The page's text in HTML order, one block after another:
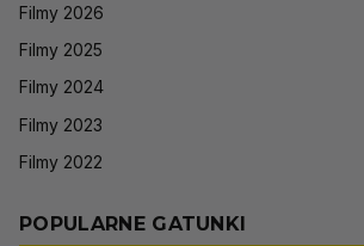
Filmy 2026
Filmy 2025
Filmy 2024
Filmy 2023
Filmy 2022
POPULARNE GATUNKI